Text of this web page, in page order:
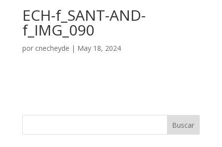
ECH-f_SANT-AND-
f_IMG_090
por cnecheyde | May 18, 2024